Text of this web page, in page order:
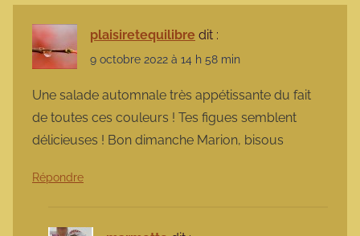
plaisiretequilibre dit :
9 octobre 2022 à 14 h 58 min
Une salade automnale très appétissante du fait
de toutes ces couleurs ! Tes figues semblent
délicieuses ! Bon dimanche Marion, bisous
Répondre